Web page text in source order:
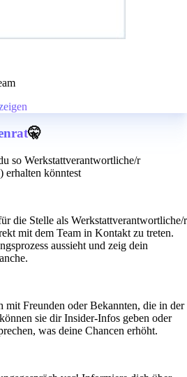
🤫
so Werkstattverantwortliche/r
könntest
die Stelle als Werkstattverantwortliche/r
mit dem Team in Kontakt zu treten.
aussieht und zeig dein
Freunden oder Bekannten, die in der
sie dir Insider-Infos geben oder
was deine Chancen erhöht.